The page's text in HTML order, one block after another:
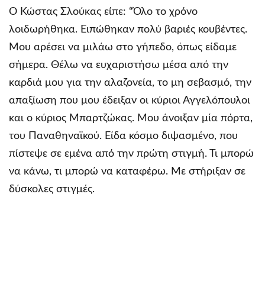
Ο Κώστας Σλούκας είπε: “Όλο το χρόνο
λοιδωρήθηκα. Ειπώθηκαν πολύ βαριές κουβέντες.
Μου αρέσει να μιλάω στο γήπεδο, όπως είδαμε
σήμερα. Θέλω να ευχαριστήσω μέσα από την
καρδιά μου για την αλαζονεία, το μη σεβασμό, την
απαξίωση που μου έδειξαν οι κύριοι Αγγελόπουλοι
και ο κύριος Μπαρτζώκας. Μου άνοιξαν μία πόρτα,
του Παναθηναϊκού. Είδα κόσμο διψασμένο, που
πίστεψε σε εμένα από την πρώτη στιγμή. Τι μπορώ
να κάνω, τι μπορώ να καταφέρω. Με στήριξαν σε
δύσκολες στιγμές.